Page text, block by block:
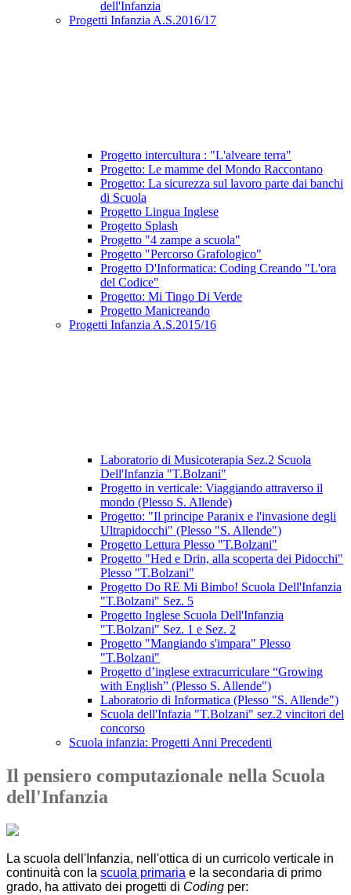
dell'Infanzia
Progetti Infanzia A.S.2016/17
Progetto intercultura : "L'alveare terra"
Progetto: Le mamme del Mondo Raccontano
Progetto: La sicurezza sul lavoro parte dai banchi
di Scuola
Progetto Lingua Inglese
Progetto Splash
Progetto "4 zampe a scuola"
Progetto "Percorso Grafologico"
Progetto D'Informatica: Coding Creando "L'ora
del Codice"
Progetto: Mi Tingo Di Verde
Progetto Manicreando
Progetti Infanzia A.S.2015/16
Laboratorio di Musicoterapia Sez.2 Scuola
Dell'Infanzia "T.Bolzani"
Progetto in verticale: Viaggiando attraverso il
mondo (Plesso S. Allende)
Progetto: "Il principe Paranix e l'invasione degli
Ultrapidocchi" (Plesso "S. Allende")
Progetto Lettura Plesso "T.Bolzani"
Progetto "Hed e Drin, alla scoperta dei Pidocchi"
Plesso "T.Bolzani"
Progetto Do RE Mi Bimbo! Scuola Dell'Infanzia
"T.Bolzani" Sez. 5
Progetto Inglese Scuola Dell'Infanzia
"T.Bolzani" Sez. 1 e Sez. 2
Progetto "Mangiando s'impara" Plesso
"T.Bolzani"
Progetto d’inglese extracurriculare “Growing
with English” (Plesso S. Allende")
Laboratorio di Informatica (Plesso "S. Allende")
Scuola dell'Infazia "T.Bolzani" sez.2 vincitori del
concorso
Scuola infanzia: Progetti Anni Precedenti
Il pensiero computazionale nella Scuola
dell'Infanzia
La scuola dell'Infanzia, nell'ottica di un curricolo verticale in
continuità con la scuola primaria e la secondaria di primo
grado, ha attivato dei progetti di Coding per: